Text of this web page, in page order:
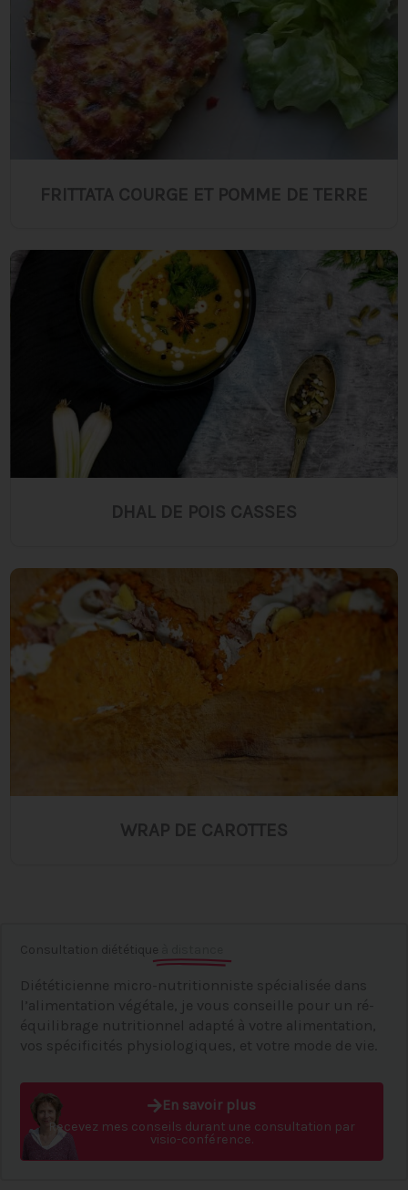
FRITTATA COURGE ET POMME DE TERRE
DHAL DE POIS CASSES
WRAP DE CAROTTES
Consultation diététique
Diététicienne micro-nutritionniste spécialisée dans
l’alimentation végétale, je vous conseille pour un ré-
équilibrage nutritionnel adapté à votre alimentation,
vos spécificités physiologiques, et votre mode de vie.
En savoir plus
Recevez mes conseils durant une consultation par
visio-conférence.